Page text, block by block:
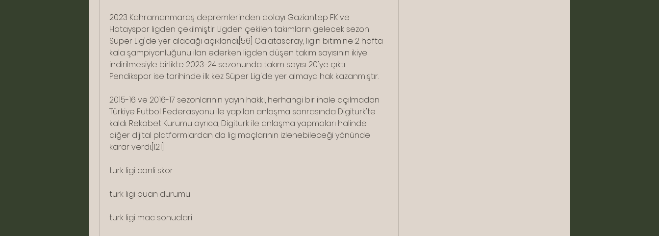
2023 Kahramanmaraş depremlerinden dolayı Gaziantep FK ve
Hatayspor ligden çekilmiştir. Ligden çekilen takımların gelecek sezon
Süper Lig'de yer alacağı açıklandı.[56] Galatasaray, ligin bitimine 2 hafta
kala şampiyonluğunu ilan ederken ligden düşen takım sayısının ikiye
indirilmesiyle birlikte 2023-24 sezonunda takım sayısı 20'ye çıktı.
Pendikspor ise tarihinde ilk kez Süper Lig'de yer almaya hak kazanmıştır.
2015-16 ve 2016-17 sezonlarının yayın hakkı, herhangi bir ihale açılmadan
Türkiye Futbol Federasyonu ile yapılan anlaşma sonrasında Digiturk'te
kaldı. Rekabet Kurumu ayrıca, Digiturk ile anlaşma yapmaları halinde
diğer dijital platformlardan da lig maçlarının izlenebileceği yönünde
karar verdi.[121]
turk ligi canli skor
turk ligi puan durumu
turk ligi mac sonuclari